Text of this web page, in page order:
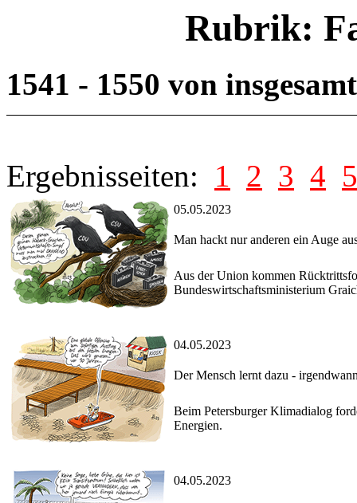
Rubrik:
1541 - 1550 von
Ergebnisseiten: 1 2 3 4 5
05.05.2023
Man hackt nur anderen ein Auge
Aus der Union kommen
Bundeswirtschaftsministerium
04.05.2023
Der Mensch lernt dazu -
Beim Petersburger Klimadialog
Energien.
04.05.2023